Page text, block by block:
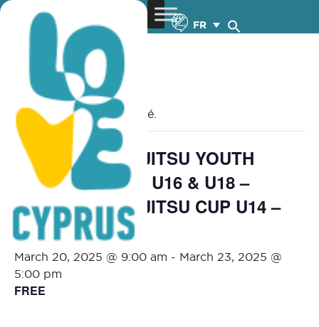
FR
« Tous les Évènements
Cet évènement est passé.
EUROPEAN JU JITSU YOUTH
CHAMPIONSHIP U16 & U18 –
EUROPEAN JU JITSU CUP U14 –
20-23.3.2025
March 20, 2025 @ 9:00 am - March 23, 2025 @
5:00 pm
FREE